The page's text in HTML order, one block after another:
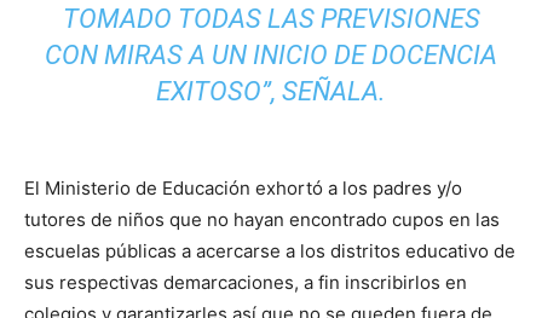
TOMADO TODAS LAS PREVISIONES
CON MIRAS A UN INICIO DE DOCENCIA
EXITOSO”, SEÑALA.
El Ministerio de Educación exhortó a los padres y/o
tutores de niños que no hayan encontrado cupos en las
escuelas públicas a acercarse a los distritos educativo de
sus respectivas demarcaciones, a fin inscribirlos en